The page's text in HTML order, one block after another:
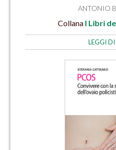
ANTONIO
Collana I Libri
LEGGI DI